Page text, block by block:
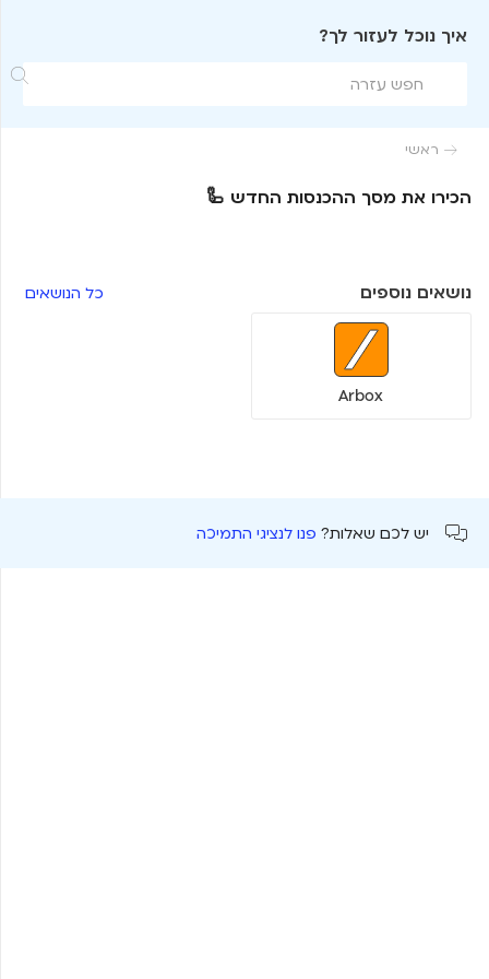
איך נוכל לעזור לך?

 ראשי
הכירו את מסך ההכנסות החדש 🦾
נושאים נוספים כל הנושאים
Arbox
יש לכם שאלות? פנו לנציגי התמיכה